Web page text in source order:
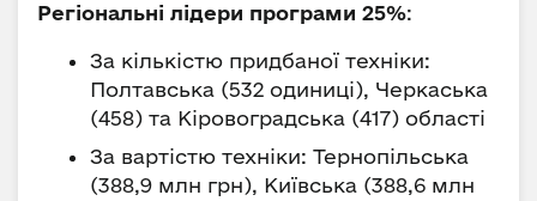
Регіональні лідери програми 25%:
За кількістю придбаної техніки:
Полтавська (532 одиниці), Черкаська
(458) та Кіровоградська (417) області
За вартістю техніки: Тернопільська
(388,9 млн грн), Київська (388,6 млн